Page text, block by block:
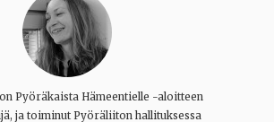
Pyöräkaista Hämeentielle -aloitteen
ja toiminut Pyöräliiton hallituksessa